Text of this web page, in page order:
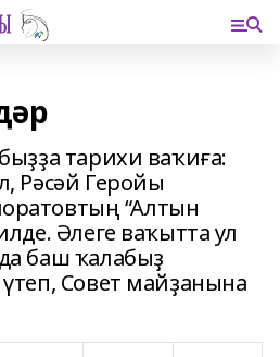
тарихи ваҡиға:
Рәсәй Геройы
“Алтын
Әлеге ваҡытта ул
баш ҡалабыҙ
Совет майҙанына